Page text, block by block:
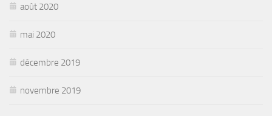
août 2020
mai 2020
décembre 2019
novembre 2019